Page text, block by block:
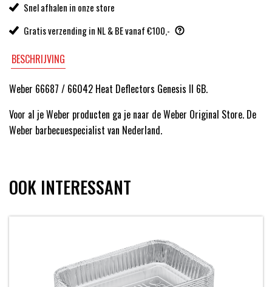
Snel afhalen in onze store
Gratis verzending in NL & BE vanaf €100,-
BESCHRIJVING
Weber 66687 / 66042 Heat Deflectors Genesis II 6B.
Voor al je Weber producten ga je naar de Weber Original Store. De
Weber barbecuespecialist van Nederland.
OOK INTERESSANT